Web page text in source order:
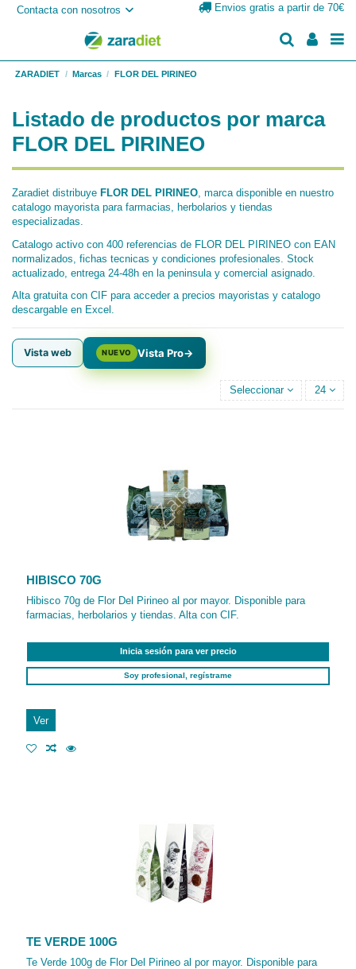
Contacta con nosotros Envios gratis a partir de 70€
ZARADIET Marcas FLOR DEL PIRINEO
Listado de productos por marca
FLOR DEL PIRINEO
Zaradiet distribuye FLOR DEL PIRINEO, marca disponible en nuestro
catalogo mayorista para farmacias, herbolarios y tiendas
especializadas.
Catalogo activo con 400 referencias de FLOR DEL PIRINEO con EAN
normalizados, fichas tecnicas y condiciones profesionales. Stock
actualizado, entrega 24-48h en la peninsula y comercial asignado.
Alta gratuita con CIF para acceder a precios mayoristas y catalogo
descargable en Excel.
Vista web NUEVO Vista Pro→
Seleccionar 24
HIBISCO 70G
Hibisco 70g de Flor Del Pirineo al por mayor. Disponible para
farmacias, herbolarios y tiendas. Alta con CIF.
Inicia sesión para ver precio
Soy profesional, regístrame
Ver
TE VERDE 100G
Te Verde 100g de Flor Del Pirineo al por mayor. Disponible para